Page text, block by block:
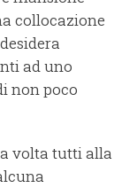
collocazione
ad uno
non poco
volta tutti alla